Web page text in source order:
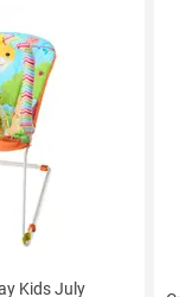
Kids July